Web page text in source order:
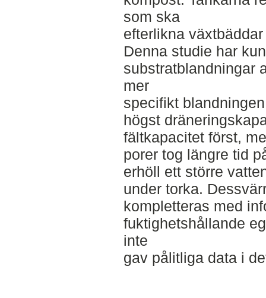
som ska
efterlikna
Denna studie har
substratblandningar
mer
specifikt
högst
fältkapacitet först,
porer tog längre tid
erhöll ett större
under torka.
kompletteras med
fuktighetshållande
inte
gav pålitliga data i